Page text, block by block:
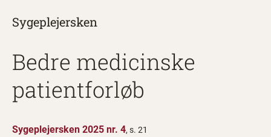
Sygeplejersken
Bedre medicinske
patientforløb
Sygeplejersken 2025 nr. 4, s. 21